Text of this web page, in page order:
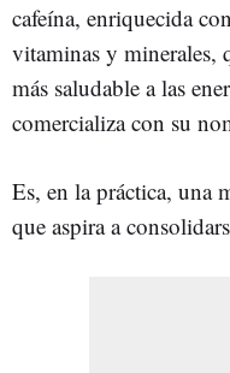
cafeína, enriquecida
vitaminas y minerales,
más saludable a las
comercializa con su
Es, en la práctica, una
que aspira a